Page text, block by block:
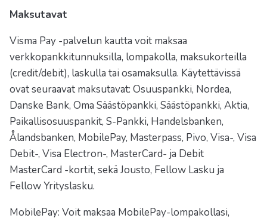
Maksutavat
Visma Pay -palvelun kautta voit maksaa
verkkopankkitunnuksilla, lompakolla, maksukorteilla
(credit/debit), laskulla tai osamaksulla. Käytettävissä
ovat seuraavat maksutavat: Osuuspankki, Nordea,
Danske Bank, Oma Säästöpankki, Säästöpankki, Aktia,
Paikallisosuuspankit, S-Pankki, Handelsbanken,
Ålandsbanken, MobilePay, Masterpass, Pivo, Visa-, Visa
Debit-, Visa Electron-, MasterCard- ja Debit
MasterCard -kortit, sekä Jousto, Fellow Lasku ja
Fellow Yrityslasku.
MobilePay: Voit maksaa MobilePay-lompakollasi,